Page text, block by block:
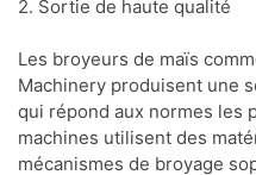
2. Sortie de haute qualité
Les broyeurs de maïs
Machinery produisent une
qui répond aux normes les
machines utilisent des
mécanismes de broyage